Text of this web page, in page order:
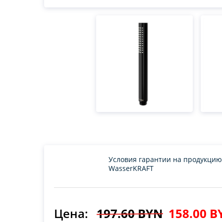
Условия гарантии на продукцию
WasserKRAFT
Цена: 197.60 BYN 158.00